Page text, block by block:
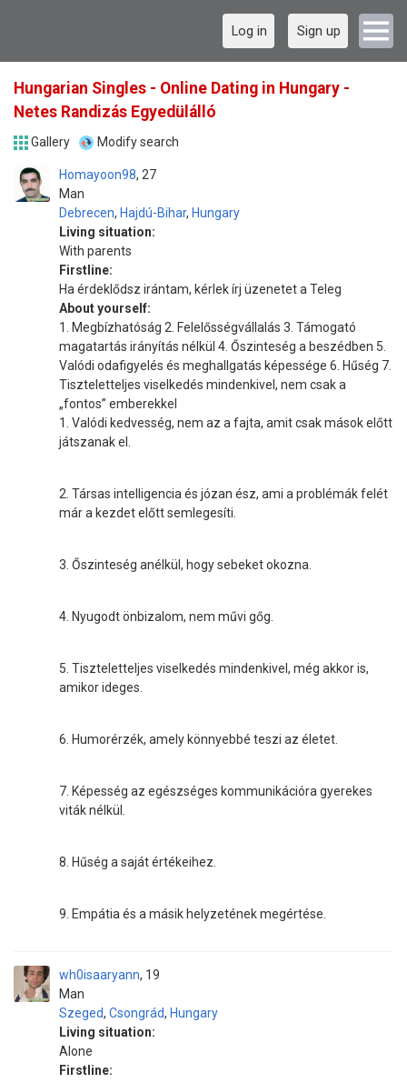
Log in Sign up
Hungarian Singles - Online Dating in Hungary -
Netes Randizás Egyedülálló
Gallery Modify search
Homayoon98
Man
27
Debrecen, Hajdú-Bihar, Hungary
Living situation:
With parents
Firstline:
Ha érdeklődsz irántam, kérlek írj üzenetet a Teleg
About yourself:
1. Megbízhatóság 2. Felelősségvállalás 3. Támogató
magatartás irányítás nélkül 4. Őszinteség a beszédben 5.
Valódi odafigyelés és meghallgatás képessége 6. Hűség 7.
Tiszteletteljes viselkedés mindenkivel, nem csak a
„fontos” emberekkel
1. Valódi kedvesség, nem az a fajta, amit csak mások előtt
játszanak el.
2. Társas intelligencia és józan ész, ami a problémák felét
már a kezdet előtt semlegesíti.
3. Őszinteség anélkül, hogy sebeket okozna.
4. Nyugodt önbizalom, nem művi gőg.
5. Tiszteletteljes viselkedés mindenkivel, még akkor is,
amikor ideges.
6. Humorérzék, amely könnyebbé teszi az életet.
7. Képesség az egészséges kommunikációra gyerekes
viták nélkül.
8. Hűség a saját értékeihez.
9. Empátia és a másik helyzetének megértése.
wh0isaaryann
Man
19
Szeged, Csongrád, Hungary
Living situation:
Alone
Firstline: